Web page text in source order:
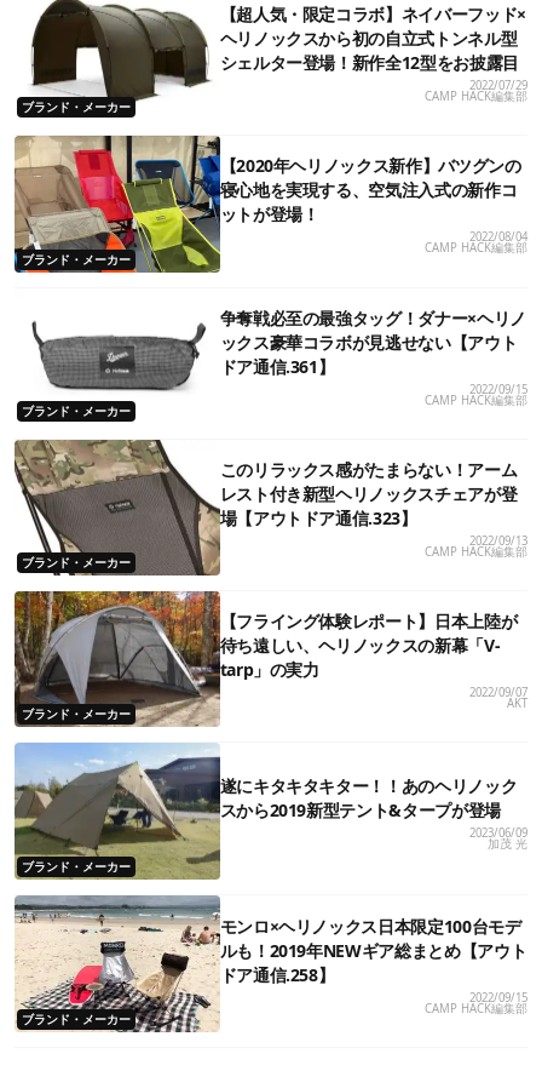
ブランド・メーカー
【超人気・限定コラボ】ネイバーフッド×
ヘリノックスから初の自立式トンネル型
シェルター登場！新作全12型をお披露目
2022/07/29
CAMP HACK編集部
ブランド・メーカー
【2020年ヘリノックス新作】バツグンの
寝心地を実現する、空気注入式の新作コ
ットが登場！
2022/08/04
CAMP HACK編集部
ブランド・メーカー
争奪戦必至の最強タッグ！ダナー×ヘリノ
ックス豪華コラボが見逃せない【アウト
ドア通信.361】
2022/09/15
CAMP HACK編集部
ブランド・メーカー
このリラックス感がたまらない！アーム
レスト付き新型ヘリノックスチェアが登
場【アウトドア通信.323】
2022/09/13
CAMP HACK編集部
ブランド・メーカー
【フライング体験レポート】日本上陸が
待ち遠しい、ヘリノックスの新幕「V-
tarp」の実力
2022/09/07
AKT
ブランド・メーカー
遂にキタキタキター！！あのヘリノック
スから2019新型テント&タープが登場
2023/06/09
加茂 光
ブランド・メーカー
モンロ×ヘリノックス日本限定100台モデ
ルも！2019年NEWギア総まとめ【アウト
ドア通信.258】
2022/09/15
CAMP HACK編集部